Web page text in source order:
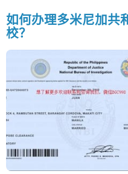
如何办理多米尼加共
校？